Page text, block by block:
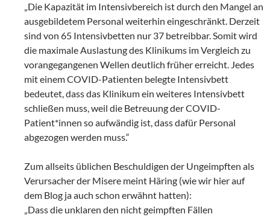
„Die Kapazität im Intensivbereich ist durch den Mangel an
ausgebildetem Personal weiterhin eingeschränkt. Derzeit
sind von 65 Intensivbetten nur 37 betreibbar. Somit wird
die maximale Auslastung des Klinikums im Vergleich zu
vorangegangenen Wellen deutlich früher erreicht. Jedes
mit einem COVID-Patienten belegte Intensivbett
bedeutet, dass das Klinikum ein weiteres Intensivbett
schließen muss, weil die Betreuung der COVID-
Patient*innen so aufwändig ist, dass dafür Personal
abgezogen werden muss.“
Zum allseits üblichen Beschuldigen der Ungeimpften als
Verursacher der Misere meint Häring (wie wir hier auf
dem Blog ja auch schon erwähnt hatten):
„Dass die unklaren den nicht geimpften Fällen